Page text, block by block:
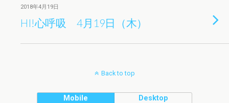
2018年4月19日
HI!心呼吸 4月19日（木）
Back to top
Mobile Desktop